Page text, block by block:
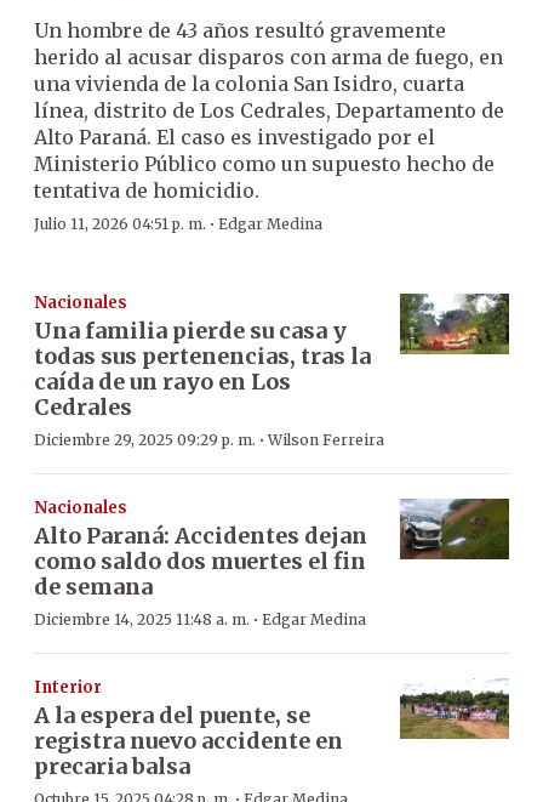
Un hombre de 43 años resultó gravemente
herido al acusar disparos con arma de fuego, en
una vivienda de la colonia San Isidro, cuarta
línea, distrito de Los Cedrales, Departamento de
Alto Paraná. El caso es investigado por el
Ministerio Público como un supuesto hecho de
tentativa de homicidio.
Julio 11, 2026 04:51 p. m. · Edgar Medina
Nacionales
Una familia pierde su casa y
todas sus pertenencias, tras la
caída de un rayo en Los
Cedrales
Diciembre 29, 2025 09:29 p. m. ·Wilson Ferreira
Nacionales
Alto Paraná: Accidentes dejan
como saldo dos muertes el fin
de semana
Diciembre 14, 2025 11:48 a. m. · Edgar Medina
Interior
A la espera del puente, se
registra nuevo accidente en
precaria balsa